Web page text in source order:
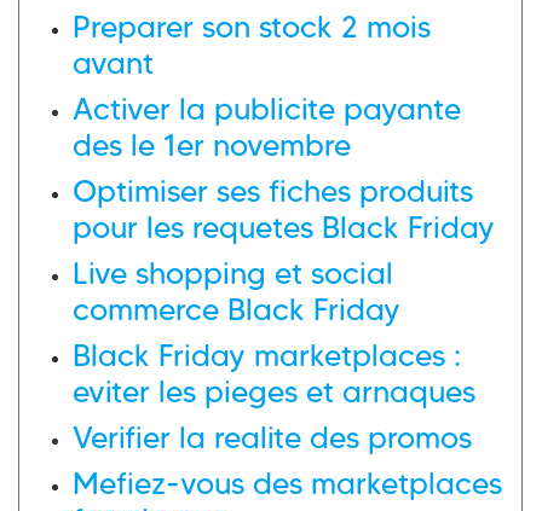
Preparer son stock 2 mois
avant
Activer la publicite payante
des le 1er novembre
Optimiser ses fiches produits
pour les requetes Black Friday
Live shopping et social
commerce Black Friday
Black Friday marketplaces :
eviter les pieges et arnaques
Verifier la realite des promos
Mefiez-vous des marketplaces